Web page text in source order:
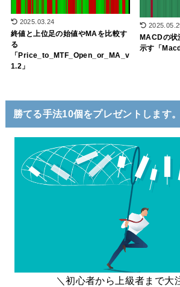
2025.03.24
終値と上位足の始値やMAを比較す
る
「Price_to_MTF_Open_or_MA_v
1.2」
MACDの状
示す「
勝てる手法10個をプレゼントします。
＼初心者から上級者まで大